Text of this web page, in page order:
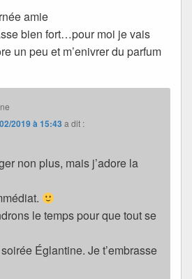
amie
bien fort…pour moi je vais
un peu et m’enivrer du parfum
2019 à 15:43 a dit :
non plus, mais j’adore la
le temps pour que tout se
Églantine. Je t’embrasse